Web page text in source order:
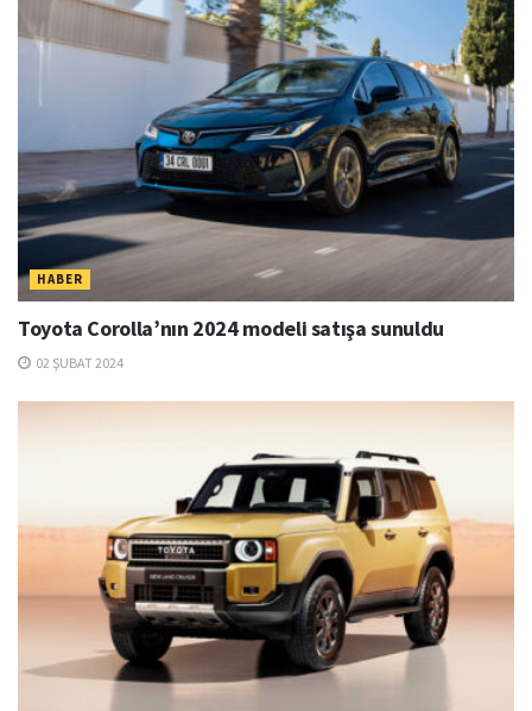
HABER
Toyota Corolla’nın 2024 modeli satışa sunuldu
02 ŞUBAT 2024